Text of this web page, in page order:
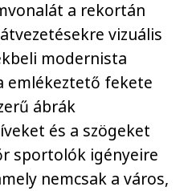
a rekortán
vizuális
modernista
emlékeztető fekete
ábrák
és a szögeket
sportolók igényeire
nemcsak a város,